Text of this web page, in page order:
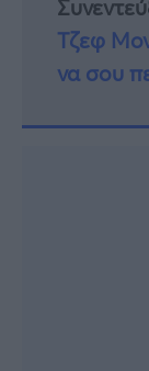
Τζεφ
να σου